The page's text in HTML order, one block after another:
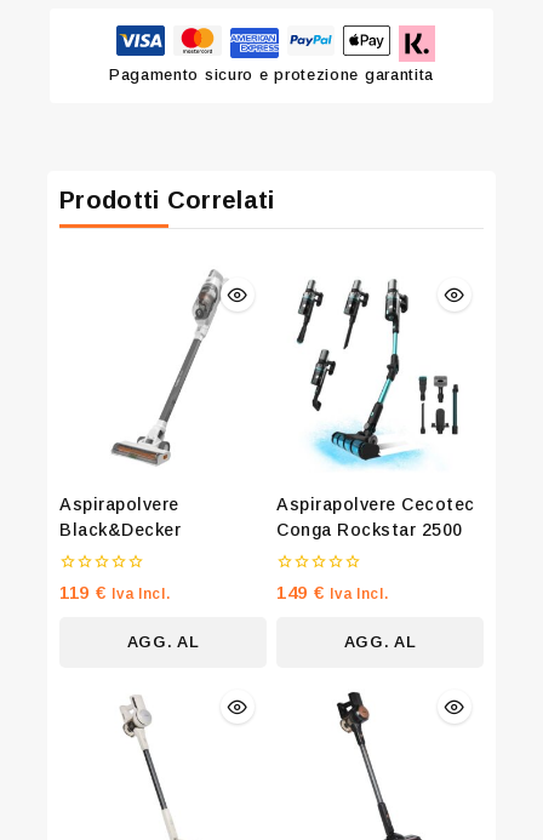
Pagamento sicuro e protezione garantita
Prodotti Correlati
Aspirapolvere
Black&Decker
0
su
119 € Iva Incl.
AGG. AL
Aspirapolvere Cecotec
Conga Rockstar 2500
0
su
149 € Iva Incl.
AGG. AL